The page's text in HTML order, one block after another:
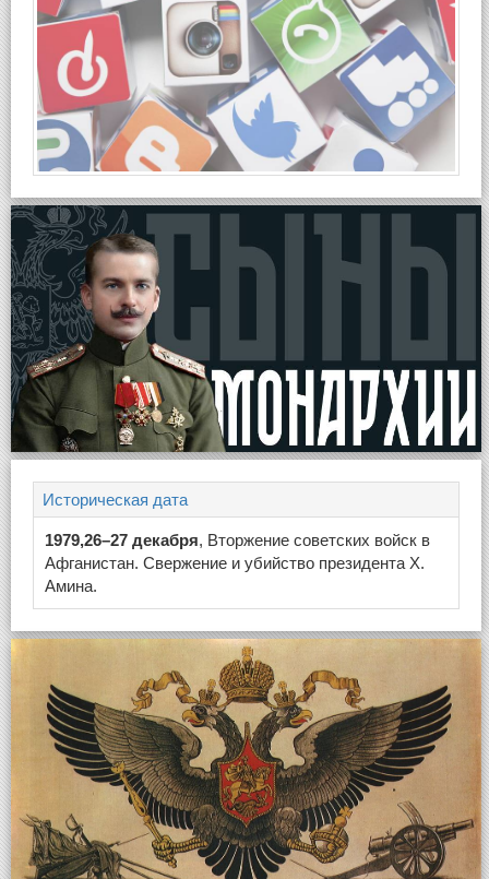
Историческая дата
1979,26–27 декабря, Вторжение советских войск в
Афганистан. Свержение и убийство президента Х.
Амина.